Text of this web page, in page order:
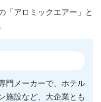
「アロミックエアー」と
門メーカーで、ホテル
施設など、大企業とも